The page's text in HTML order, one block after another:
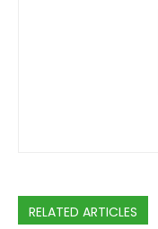
RELATED ARTICLES